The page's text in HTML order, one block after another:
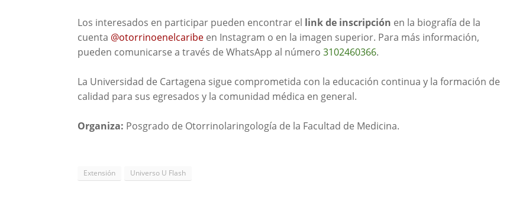
Los interesados en participar pueden encontrar el link de inscripción en la biografía de la
cuenta @otorrinoenelcaribeen Instagram o en la imagen superior. Para más información,
pueden comunicarse a través de WhatsApp al número 3102460366.
La Universidad de Cartagena sigue comprometida con la educación continua y la formación de
calidad para sus egresados y la comunidad médica en general.
Organiza: Posgrado de Otorrinolaringología de la Facultad de Medicina.
Extensión Universo U Flash